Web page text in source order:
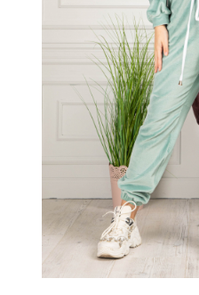
Rochii din dantela
Rochii din tafta
Rochii cu paiete
Rochii din tul
Rochii din catifea
Rochii din Barbie/Bistrech
Rochii din saten
Rochii cu imprimeu